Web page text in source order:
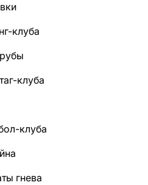
клуба
клуба
клуба
гнева